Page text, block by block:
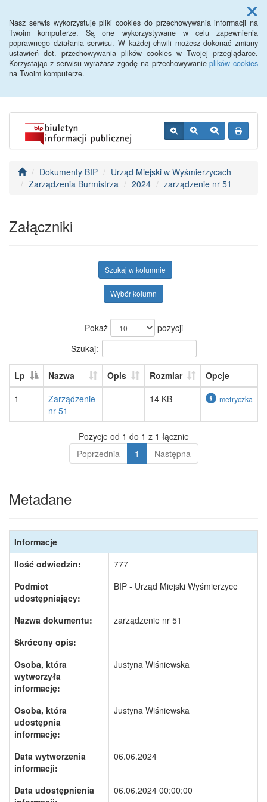
Nasz serwis wykorzystuje pliki cookies do przechowywania informacji na
Twoim komputerze. Są one wykorzystywane w celu zapewnienia
poprawnego działania serwisu. W każdej chwili możesz dokonać zmiany
ustawień dot. przechowywania plików cookies w Twojej przeglądarce.
Korzystając z serwisu wyrażasz zgodę na przechowywanieplików cookies
na Twoim komputerze.
Menu
BIP - Urząd Miejski
Wyśmierzyce
Dokumenty BIP
Urząd Miejski w Wyśmierzycach
Zarządzenia Burmistrza
2024 zarządzenie nr 51
Załączniki
Szukaj w kolumnie
Wybór kolumn
Pokaż
pozycji
Szukaj:
Lp Nazwa Opis Rozmiar
Opcje
1
Zarządzenie
nr 51
14 KB metryczka
Pozycje od 1 do 1 z 1 łącznie
Poprzednia
1 Następna
Metadane
Informacje
Ilość odwiedzin:
777
Podmiot
udostępniający:
BIP - Urząd Miejski Wyśmierzyce
Nazwa dokumentu:
zarządzenie nr 51
Skrócony opis:
Osoba, która
wytworzyła
informację:
Justyna Wiśniewska
Osoba, która
udostępnia
informację:
Justyna Wiśniewska
Data wytworzenia
informacji:
06.06.2024
Data udostępnienia
06.06.2024 00:00:00